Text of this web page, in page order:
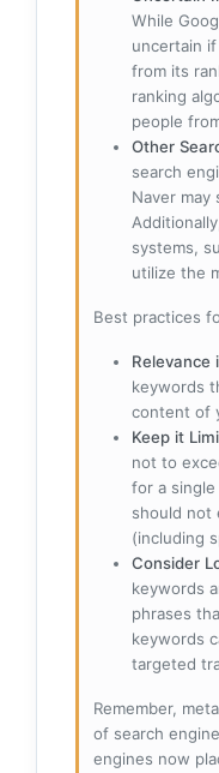
While
uncertain
from its
ranking
people
Other
search
Naver may
systems,
utilize the
Best practices
Relevance
keywords
content of
Keep it
not to
for a
should not
(including
Consider
keywords
phrases
keywords
targeted
Remember,
of search
engines now